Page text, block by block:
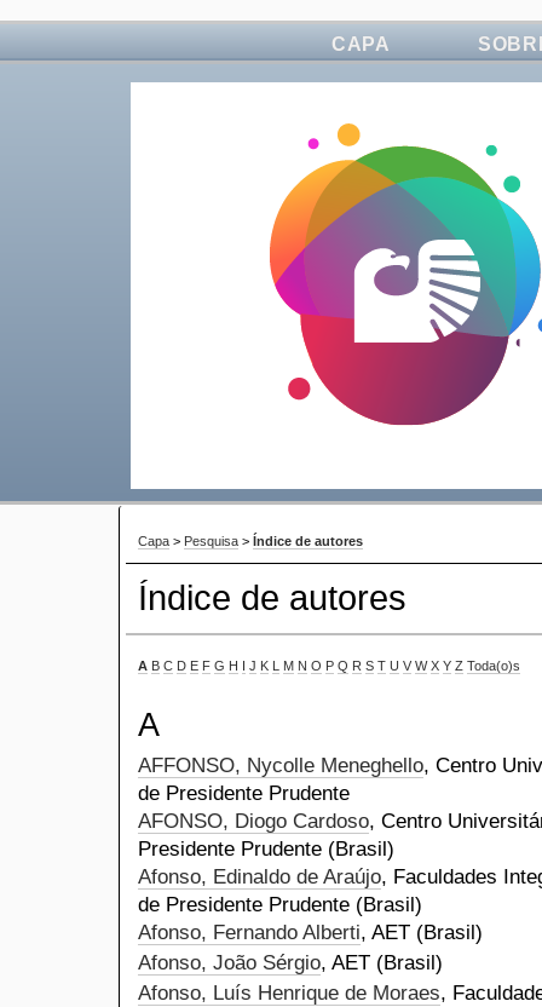
CAPA
Capa > Pesquisa > Índice de autores
Índice de autores
A B C D E F G H I J K L M N O P Q R S T U V W X Y Z Toda(o)s
A
AFFONSO, Nycolle Meneghello, Centro
de Presidente Prudente
AFONSO, Diogo Cardoso, Centro
Presidente Prudente (Brasil)
Afonso, Edinaldo de Araújo, Faculdades
de Presidente Prudente (Brasil)
Afonso, Fernando Alberti, AET (Brasil)
Afonso, João Sérgio, AET (Brasil)
Afonso, Luís Henrique de Moraes,